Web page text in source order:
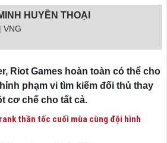
HUYỀN THOẠI
VNG
Riot Games hoàn toàn có thể cho
phạm vi tìm kiếm đối thủ thay
cơ chế cho tất cả.
thần tốc cuối mùa cùng đội hình